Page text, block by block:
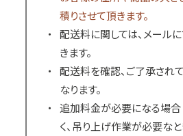
積りさせて頂きます。
配送料に関しては、メール
きます。
配送料を確認、ご了承され
なります。
追加料金が必要になる場合
く、吊り上げ作業が必要なと